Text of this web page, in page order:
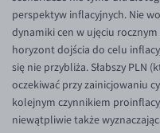
EUR/CAD
EUR/CNY
EUR/HKD
EUR/HUF
EUR/ILS
perspektyw inflacyjnych. Nie
dynamiki cen w ujęciu rocznym
horyzont dojścia do celu
się nie przybliża. Słabszy PLN
oczekiwać przy zainicjowaniu
kolejnym czynnikiem
niewątpliwie także